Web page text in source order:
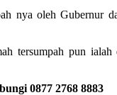
nya oleh Gubernur
tersumpah pun
0877 2768 8883